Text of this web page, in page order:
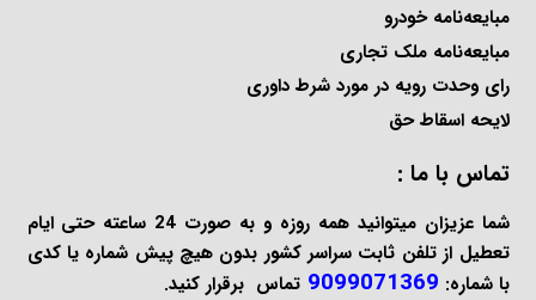
مبایعه‌نامه خودرو
مبایعه‌نامه ملک تجاری
رای وحدت رویه در مورد شرط داوری
لایحه اسقاط حق
تماس با ما :
شما عزیزان میتوانید همه روزه و به صورت 24 ساعته حتی ایام
تعطیل از تلفن ثابت سراسر کشور بدون هیچ پیش شماره یا کدی
با شماره: 9099071369 تماس برقرار کنید.